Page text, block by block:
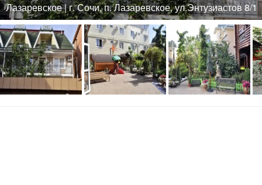
Лазаревское | г. Сочи, п. Лазаревское, ул.Энтузиастов 8/1